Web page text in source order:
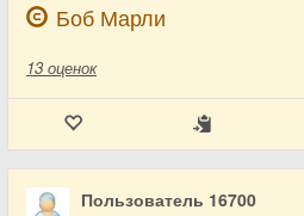
Боб Марли
13 оценок
Пользователь 16700